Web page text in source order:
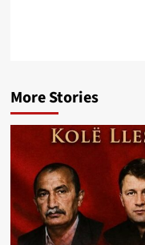
More Stories